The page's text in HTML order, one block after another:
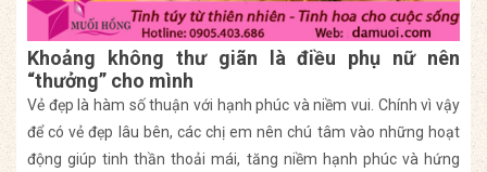
Khoảng không thư giãn là điều phụ nữ nên
“thưởng” cho mình
Vẻ đẹp là hàm số thuận với hạnh phúc và niềm vui. Chính vì vậy
để có vẻ đẹp lâu bên, các chị em nên chú tâm vào những hoạt
động giúp tinh thần thoải mái, tăng niềm hạnh phúc và hứng